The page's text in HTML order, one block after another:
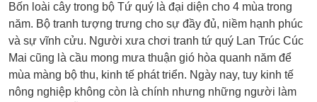
Bốn loài cây trong bộ Tứ quý là đại diện cho 4 mùa trong
năm. Bộ tranh tượng trưng cho sự đầy đủ, niềm hạnh phúc
và sự vĩnh cửu. Người xưa chơi tranh tứ quý Lan Trúc Cúc
Mai cũng là cầu mong mưa thuận gió hòa quanh năm để
mùa màng bộ thu, kinh tế phát triển. Ngày nay, tuy kinh tế
nông nghiệp không còn là chính nhưng những người làm